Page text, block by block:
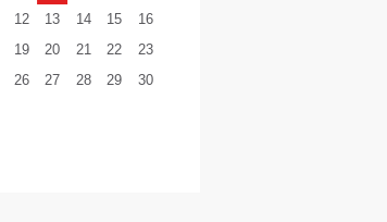
12 13 14 15
16
19 20 21 22
23
26 27 28 29
30